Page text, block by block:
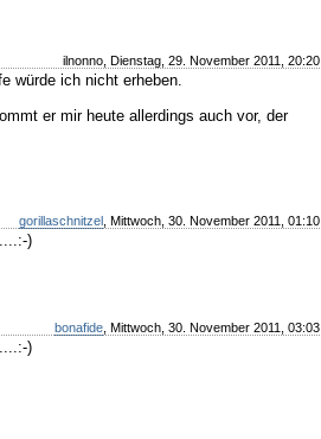
ilnonno, Dienstag, 29. November 2011, 20:20
würde ich nicht erheben.
er mir heute allerdings auch vor, der
gorillaschnitzel , Mittwoch, 30. November 2011, 01:10
)
bonafide , Mittwoch, 30. November 2011, 03:03
)